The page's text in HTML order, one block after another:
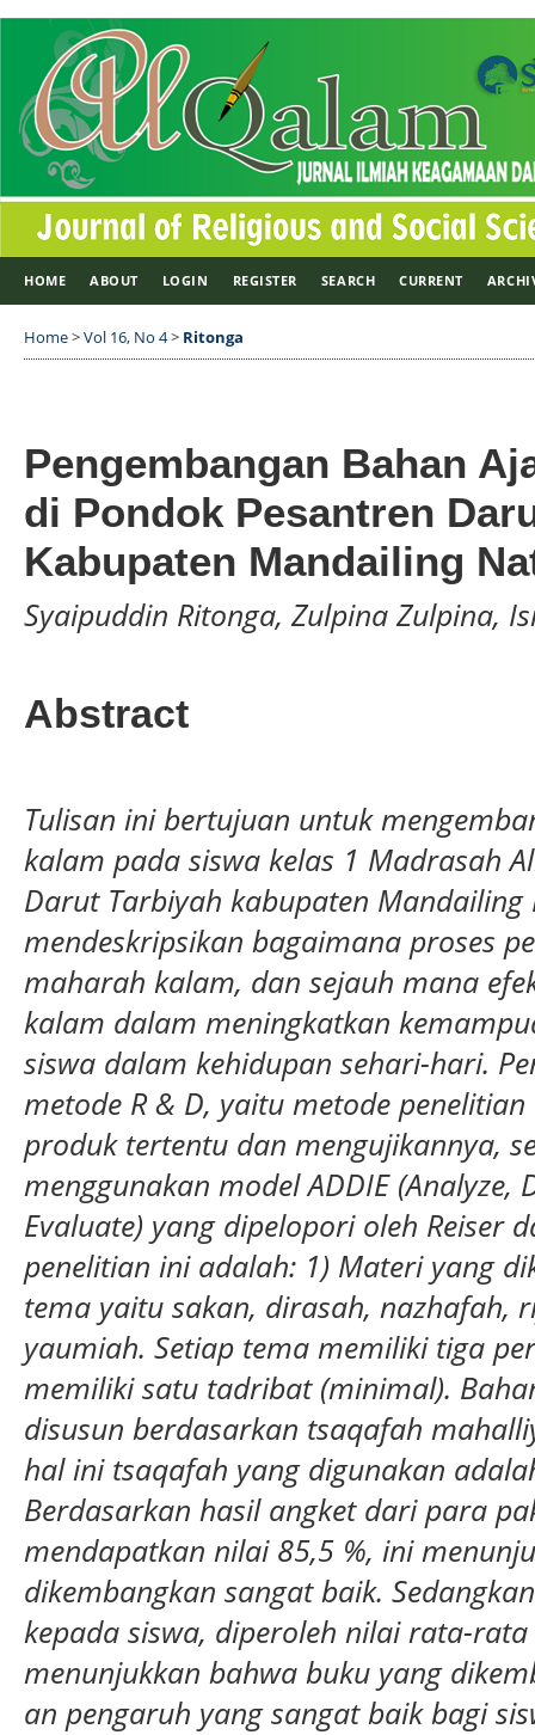
HOME ABOUT LOGIN REGISTER SEARCH CURRENT
Home>Vol 16, No 4> Ritonga
Pengembangan Bahan
di Pondok Pesantren
Kabupaten Mandailing
Syaipuddin Ritonga, Zulpina Zulpina,
Abstract
Tulisan ini bertujuan untuk
kalam pada siswa kelas 1 Madrasah
Darut Tarbiyah kabupaten
mendeskripsikan bagaimana proses
maharah kalam, dan sejauh mana
kalam dalam meningkatkan
siswa dalam kehidupan sehari-hari.
metode R & D, yaitu metode
produk tertentu dan mengujikannya,
menggunakan model ADDIE (Analyze,
Evaluate) yang dipelopori oleh Reiser
penelitian ini adalah: 1) Materi yang
tema yaitu sakan, dirasah, nazhafah,
yaumiah. Setiap tema memiliki tiga
memiliki satu tadribat (minimal).
disusun berdasarkan tsaqafah
hal ini tsaqafah yang digunakan
Berdasarkan hasil angket dari para
mendapatkan nilai 85,5 %, ini
dikembangkan sangat baik.
kepada siswa, diperoleh nilai rata-
menunjukkan bahwa buku yang
an pengaruh yang sangat baik bagi